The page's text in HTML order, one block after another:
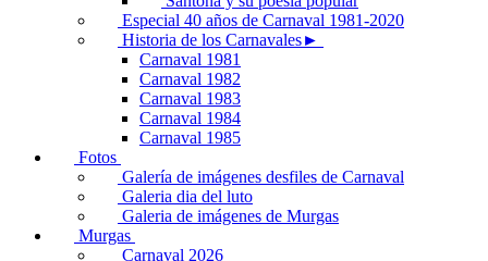
Especial 40 años de Carnaval 1981-2020
Historia de los Carnavales►
Carnaval 1981
Carnaval 1982
Carnaval 1983
Carnaval 1984
Carnaval 1985
Fotos
Galería de imágenes desfiles de Carnaval
Galeria dia del luto
Galeria de imágenes de Murgas
Murgas
Carnaval 2026